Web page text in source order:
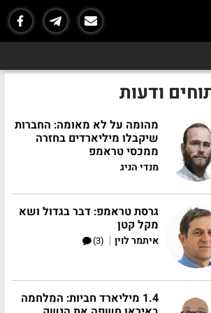
ודעות
מהומה על לא מאומה: החברות
שיקבלו מיליארדים בחזרה
ממכסי טראמפ
מנדי הניג
גרסת טראמפ: דבר בגדול ושא
מקל קטן
איתמר לוין |
(3)
1.4 מיליארד חביות: המלחמה